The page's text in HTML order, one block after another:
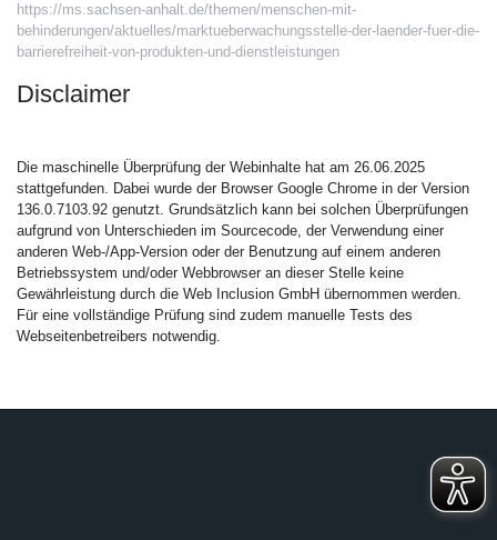
https://ms.sachsen-anhalt.de/themen/menschen-mit-
behinderungen/aktuelles/marktueberwachungsstelle-der-laender-fuer-die-
barrierefreiheit-von-produkten-und-dienstleistungen
Disclaimer
Die maschinelle Überprüfung der Webinhalte hat am 26.06.2025
stattgefunden. Dabei wurde der Browser Google Chrome in der Version
136.0.7103.92 genutzt. Grundsätzlich kann bei solchen Überprüfungen
aufgrund von Unterschieden im Sourcecode, der Verwendung einer
anderen Web-/App-Version oder der Benutzung auf einem anderen
Betriebssystem und/oder Webbrowser an dieser Stelle keine
Gewährleistung durch die Web Inclusion GmbH übernommen werden.
Für eine vollständige Prüfung sind zudem manuelle Tests des
Webseitenbetreibers notwendig.